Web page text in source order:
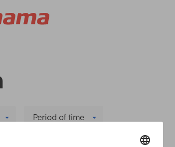
Period of time